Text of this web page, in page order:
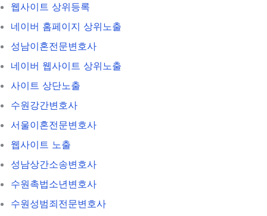
웹사이트 상위등록
네이버 홈페이지 상위노출
성남이혼전문변호사
네이버 웹사이트 상위노출
사이트 상단노출
수원강간변호사
서울이혼전문변호사
웹사이트 노출
성남상간소송변호사
수원촉법소년변호사
수원성범죄전문변호사